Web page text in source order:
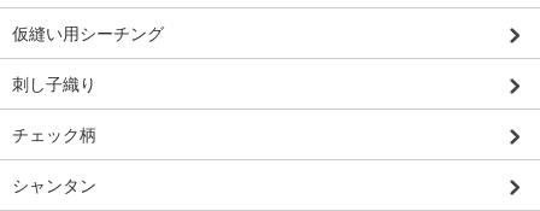
仮縫い用シーチング
刺し子織り
チェック柄
シャンタン